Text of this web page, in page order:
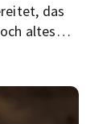
das
altes